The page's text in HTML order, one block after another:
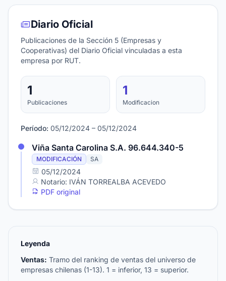
Diario Oficial
Publicaciones de la Sección 5 (Empresas y
Cooperativas) del Diario Oficial vinculadas a esta
empresa por RUT.
1
Publicaciones
1
Modificacion
Período: 05/12/2024 – 05/12/2024
Viña Santa Carolina S.A. 96.644.340-5
MODIFICACIÓN SA
05/12/2024
Notario: IVÁN TORREALBA ACEVEDO
PDF original
Leyenda
Ventas: Tramo del ranking de ventas del universo de
empresas chilenas (1-13). 1 = inferior, 13 = superior.